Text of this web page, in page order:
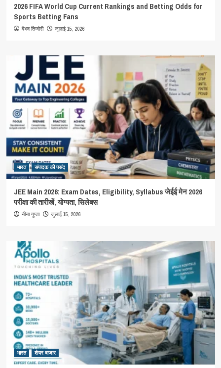
2026 FIFA World Cup Current Rankings and Betting Odds for
Sports Betting Fans
वैभव तिजोरी जुलाई 15, 2026
भारत संपादक की पसंद
JEE Main 2026: Exam Dates, Eligibility, Syllabus जेईई मेन 2026
परीक्षा की तारीखें, योग्यता, सिलेबस
नीना गुप्ता जुलाई 15, 2026
भारत शेयर बाजार